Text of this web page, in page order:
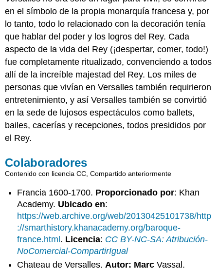
en el símbolo de la propia monarquía francesa y, por
lo tanto, todo lo relacionado con la decoración tenía
que hablar del poder y los logros del Rey. Cada
aspecto de la vida del Rey (¡despertar, comer, todo!)
fue completamente ritualizado, convenciendo a todos
allí de la increíble majestad del Rey. Los miles de
personas que vivían en Versalles también requirieron
entretenimiento, y así Versalles también se convirtió
en la sede de lujosos espectáculos como ballets,
bailes, cacerías y recepciones, todos presididos por
el Rey.
Colaboradores
Contenido con licencia CC, Compartido anteriormente
Francia 1600-1700. Proporcionado por: Khan
Academy. Ubicado en:
https://web.archive.org/web/20130425101738/http
://smarthistory.khanacademy.org/baroque-
france.html. Licencia: CC BY-NC-SA: Atribución-
NoComercial-CompartirIgual
Chateau de Versalles.Autor: Marc Vassal.